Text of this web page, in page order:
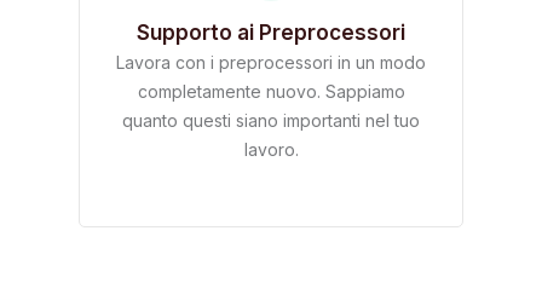
Supporto ai Preprocessori
Lavora con i preprocessori in un modo
completamente nuovo. Sappiamo
quanto questi siano importanti nel tuo
lavoro.